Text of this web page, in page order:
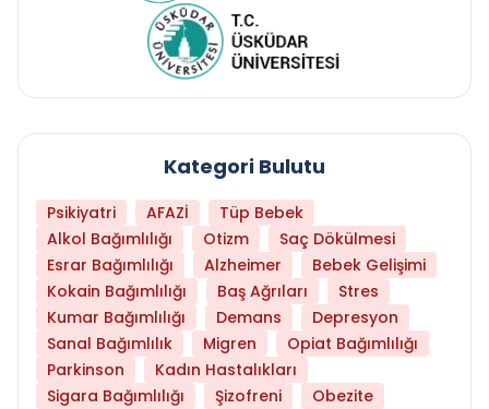
Kategori Bulutu
Psikiyatri AFAZİ
Tüp Bebek
Alkol Bağımlılığı
Otizm
Saç Dökülmesi
Esrar Bağımlılığı
Alzheimer
Bebek Gelişimi
Kokain Bağımlılığı
Baş Ağrıları
Stres
Kumar Bağımlılığı
Demans
Depresyon
Sanal Bağımlılık
Migren
Opiat Bağımlılığı
Parkinson
Kadın Hastalıkları
Sigara Bağımlılığı
Şizofreni Obezite